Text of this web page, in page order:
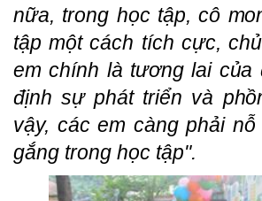
nữa, trong học tập, cô
tập một cách tích cực,
em chính là tương lai
định sự phát triển và
vậy, các em càng phải
gắng trong học tập".